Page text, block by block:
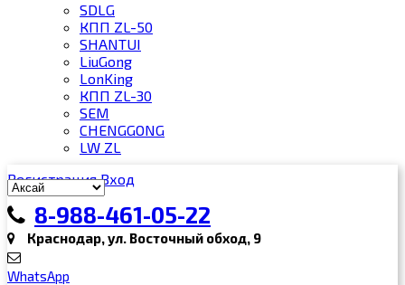
SDLG
КПП ZL-50
SHANTUI
LiuGong
LonKing
КПП ZL-30
SEM
CHENGGONG
LW ZL
Регистрация Вход
8-988-461-05-22
Краснодар, ул. Восточный обход, 9
WhatsApp